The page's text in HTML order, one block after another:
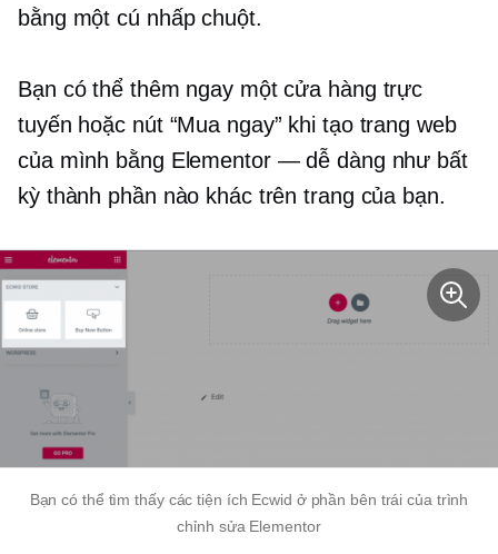
bằng một cú nhấp chuột.
Bạn có thể thêm ngay một cửa hàng trực
tuyến hoặc nút “Mua ngay” khi tạo trang web
của mình bằng Elementor — dễ dàng như bất
kỳ thành phần nào khác trên trang của bạn.
Bạn có thể tìm thấy các tiện ích Ecwid ở phần bên trái của trình
chỉnh sửa Elementor